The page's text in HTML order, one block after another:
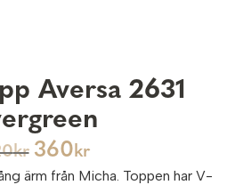
Aversa 2631
kr 360 kr
ärm från Micha. Toppen har V-